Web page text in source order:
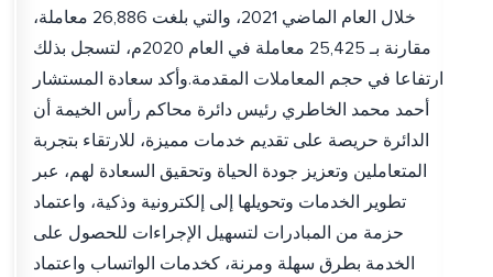
خلال العام الماضي 2021، والتي بلغت 26,886 معاملة،
مقارنة بـ 25,425 معاملة في العام 2020م، لتسجل بذلك
ارتفاعا في حجم المعاملات المقدمة.وأكد سعادة المستشار
أحمد محمد الخاطري رئيس دائرة محاكم رأس الخيمة أن
الدائرة حريصة على تقديم خدمات مميزة، للارتقاء بتجربة
المتعاملين وتعزيز جودة الحياة وتحقيق السعادة لهم، عبر
تطوير الخدمات وتحويلها إلى إلكترونية وذكية، واعتماد
حزمة من المبادرات لتسهيل الإجراءات للحصول على
الخدمة بطرق سهلة ومرنة، كخدمات الواتساب واعتماد